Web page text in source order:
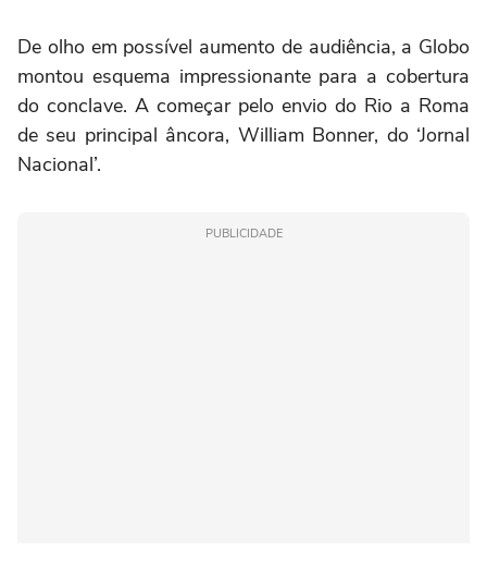
De olho em possível aumento de audiência, a Globo
montou esquema impressionante para a cobertura
do conclave. A começar pelo envio do Rio a Roma
de seu principal âncora, William Bonner, do ‘Jornal
Nacional’.
PUBLICIDADE